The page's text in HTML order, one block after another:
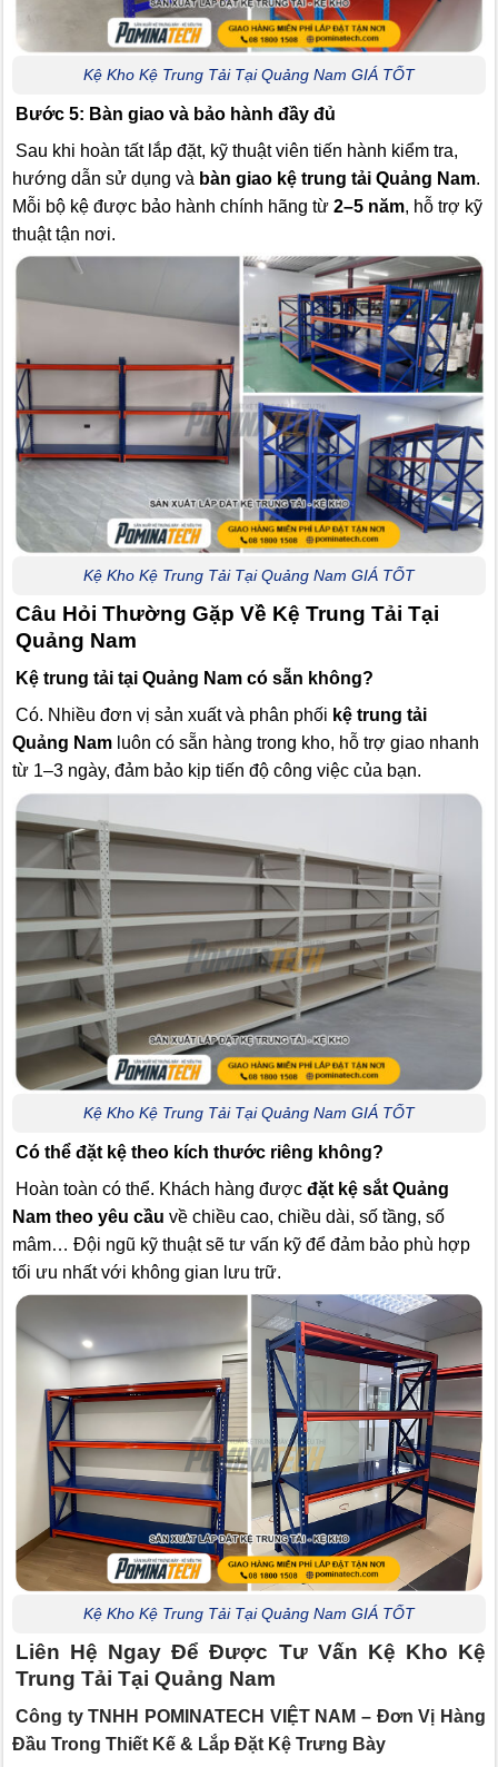
Kệ Kho Kệ Trung Tải Tại Quảng Nam GIÁ TỐT
Bước 5: Bàn giao và bảo hành đầy đủ
Sau khi hoàn tất lắp đặt, kỹ thuật viên tiến hành kiểm tra,
hướng dẫn sử dụng và bàn giao kệ trung tải Quảng Nam.
Mỗi bộ kệ được bảo hành chính hãng từ 2–5 năm, hỗ trợ kỹ
thuật tận nơi.
Kệ Kho Kệ Trung Tải Tại Quảng Nam GIÁ TỐT
Câu Hỏi Thường Gặp Về Kệ Trung Tải Tại
Quảng Nam
Kệ trung tải tại Quảng Nam có sẵn không?
Có. Nhiều đơn vị sản xuất và phân phối kệ trung tải
Quảng Nam luôn có sẵn hàng trong kho, hỗ trợ giao nhanh
từ 1–3 ngày, đảm bảo kịp tiến độ công việc của bạn.
Kệ Kho Kệ Trung Tải Tại Quảng Nam GIÁ TỐT
Có thể đặt kệ theo kích thước riêng không?
Hoàn toàn có thể. Khách hàng được đặt kệ sắt Quảng
Nam theo yêu cầu về chiều cao, chiều dài, số tầng, số
mâm… Đội ngũ kỹ thuật sẽ tư vấn kỹ để đảm bảo phù hợp
tối ưu nhất với không gian lưu trữ.
Kệ Kho Kệ Trung Tải Tại Quảng Nam GIÁ TỐT
Liên Hệ Ngay Để Được Tư Vấn Kệ Kho Kệ
Trung Tải Tại Quảng Nam
Công ty TNHH POMINATECH VIỆT NAM – Đơn Vị Hàng
Đầu Trong Thiết Kế & Lắp Đặt Kệ Trưng Bày